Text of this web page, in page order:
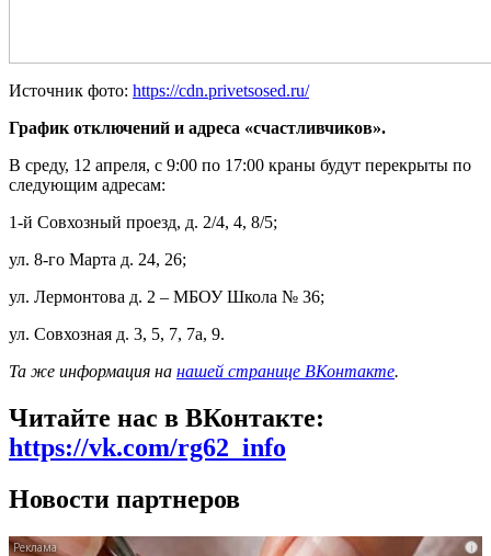
Источник фото: https://cdn.privetsosed.ru/
График отключений и адреса «счастливчиков».
В среду, 12 апреля, с 9:00 по 17:00 краны будут перекрыты по
следующим адресам:
1-й Совхозный проезд, д. 2/4, 4, 8/5;
ул. 8-го Марта д. 24, 26;
ул. Лермонтова д. 2 – МБОУ Школа № 36;
ул. Совхозная д. 3, 5, 7, 7а, 9.
Та же информация на нашей странице ВКонтакте.
Читайте нас в ВКонтакте:
https://vk.com/rg62_info
Новости партнеров
i